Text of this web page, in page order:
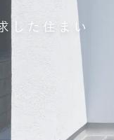
した住まい